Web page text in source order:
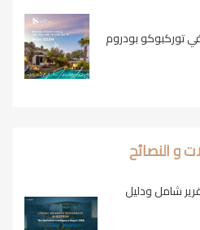
في توركبوكو بودروم
و النصائح
شامل ودليل